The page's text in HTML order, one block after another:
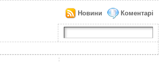
Коментарі
Новини